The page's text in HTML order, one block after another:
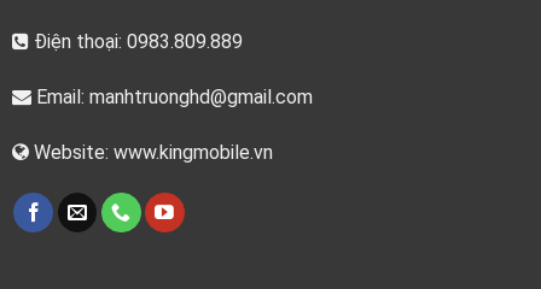
Điện thoại: 0983.809.889
Email: manhtruonghd@gmail.com
Website: www.kingmobile.vn